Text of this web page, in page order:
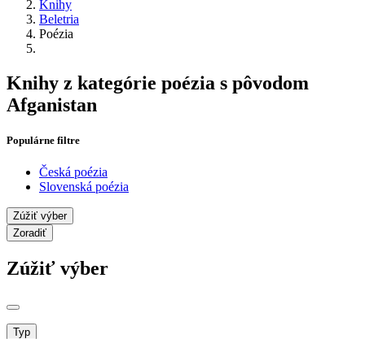
Knihy
Beletria
Poézia
Knihy z kategórie poézia s pôvodom
Afganistan
Populárne filtre
Česká poézia
Slovenská poézia
Zúžiť výber
Zoradiť
Zúžiť výber
Typ